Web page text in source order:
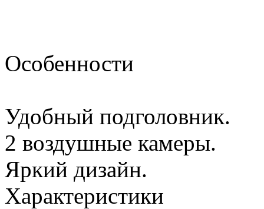
Особенности
Удобный подголовник.
2 воздушные камеры.
Яркий дизайн.
Характеристики